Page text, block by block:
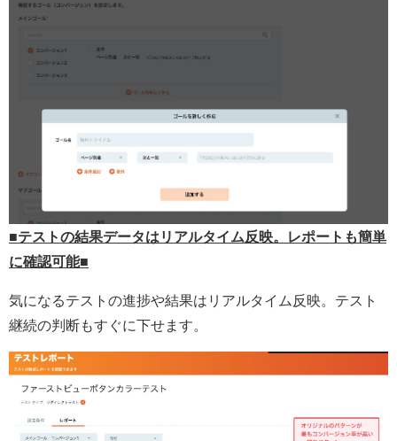
■テストの結果データはリアルタイム反映。レポートも簡単
に確認可能■
気になるテストの進捗や結果はリアルタイム反映。テスト
継続の判断もすぐに下せます。